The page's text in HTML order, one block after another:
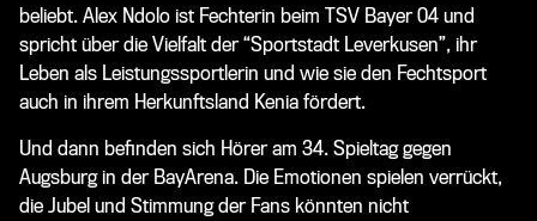
beliebt. Alex Ndolo ist Fechterin beim TSV Bayer 04 und
spricht über die Vielfalt der “Sportstadt Leverkusen”, ihr
Leben als Leistungssportlerin und wie sie den Fechtsport
auch in ihrem Herkunftsland Kenia fördert.
Und dann befinden sich Hörer am 34. Spieltag gegen
Augsburg in der BayArena. Die Emotionen spielen verrückt,
die Jubel und Stimmung der Fans könnten nicht